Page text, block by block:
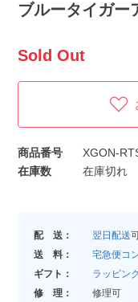
ブルータイガー
Sold Out
商品番号
XGON-
在庫数
在庫切れ
配 送： 翌日配送
送 料：
宅急便コ
ギフト：
ラッピン
修 理：
修理可